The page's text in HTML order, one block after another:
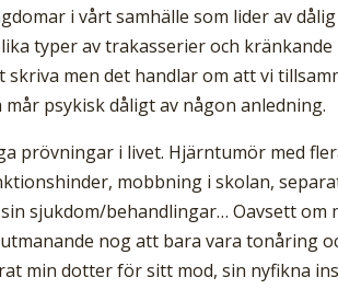
i vårt samhälle som lider av
typer av trakasserier och
men det handlar om att vi
psykisk dåligt av någon anledning.
prövningar i livet. Hjärntumör med
mobbning i skolan,
sjukdom/behandlingar… Oavsett om
nog att bara vara tonåring
min dotter för sitt mod, sin nyfikna